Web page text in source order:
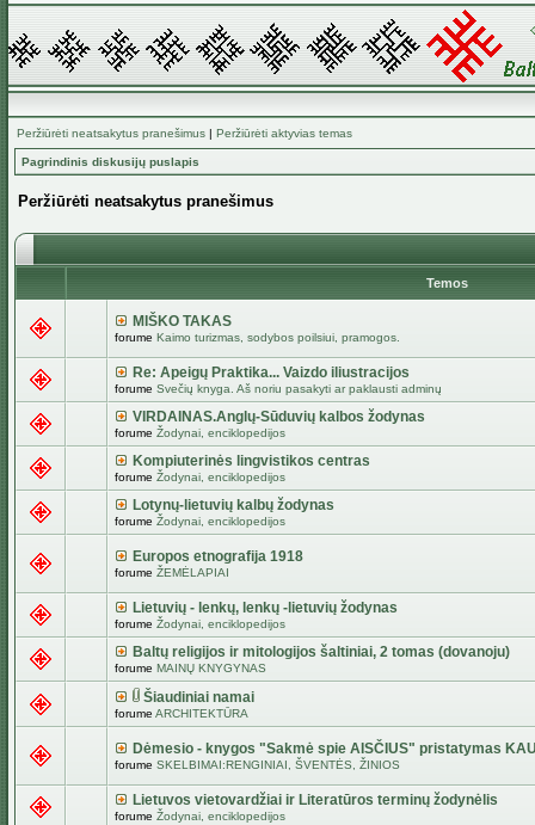
Peržiūrėti neatsakytus pranešimus | Peržiūrėti aktyvias temas
Pagrindinis diskusijų puslapis
Peržiūrėti neatsakytus pranešimus
Temos
MIŠKO TAKAS
forume Kaimo turizmas, sodybos poilsiui, pramogos.
Re: Apeigų Praktika... Vaizdo iliustracijos
forume Svečių knyga. Aš noriu pasakyti ar paklausti adminų
VIRDAINAS.Anglų-Sūduvių kalbos žodynas
forume Žodynai, enciklopedijos
Kompiuterinės lingvistikos centras
forume Žodynai, enciklopedijos
Lotynų-lietuvių kalbų žodynas
forume Žodynai, enciklopedijos
Europos etnografija 1918
forume ŽEMĖLAPIAI
Lietuvių - lenkų, lenkų -lietuvių žodynas
forume Žodynai, enciklopedijos
Baltų religijos ir mitologijos šaltiniai, 2 tomas (dovanoju)
forume MAINŲ KNYGYNAS
Šiaudiniai namai
forume ARCHITEKTŪRA
Dėmesio - knygos "Sakmė spie AISČIUS" pristatymas
forume SKELBIMAI:RENGINIAI, ŠVENTĖS, ŽINIOS
Lietuvos vietovardžiai ir Literatūros terminų žodynėlis
forume Žodynai, enciklopedijos